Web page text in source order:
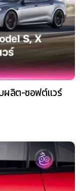
ผลิต-ซอฟต์แวร์